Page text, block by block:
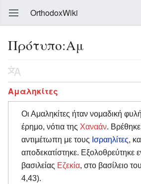
OrthodoxWiki
Πρότυπο:Αμ
Αμαληκίτες
Οι Αμαληκίτες ήταν νομαδική
έρημο, νότια της Χαναάν.
αντιμέτωπη με τους Ισραηλίτες,
αποδεκατίστηκε. Εξολοθρεύτηκε
βασιλείας Εζεκία, στο βασίλειο του
4,43).